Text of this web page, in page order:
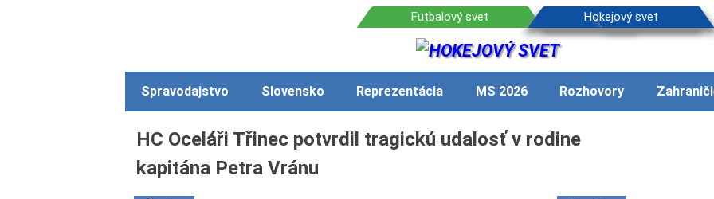
Spravodajstvo Slovensko Reprezentácia MS 2026 Rozhovory
HC Oceláři Třinec potvrdil tragickú udalosť v rodine
kapitána Petra Vránu